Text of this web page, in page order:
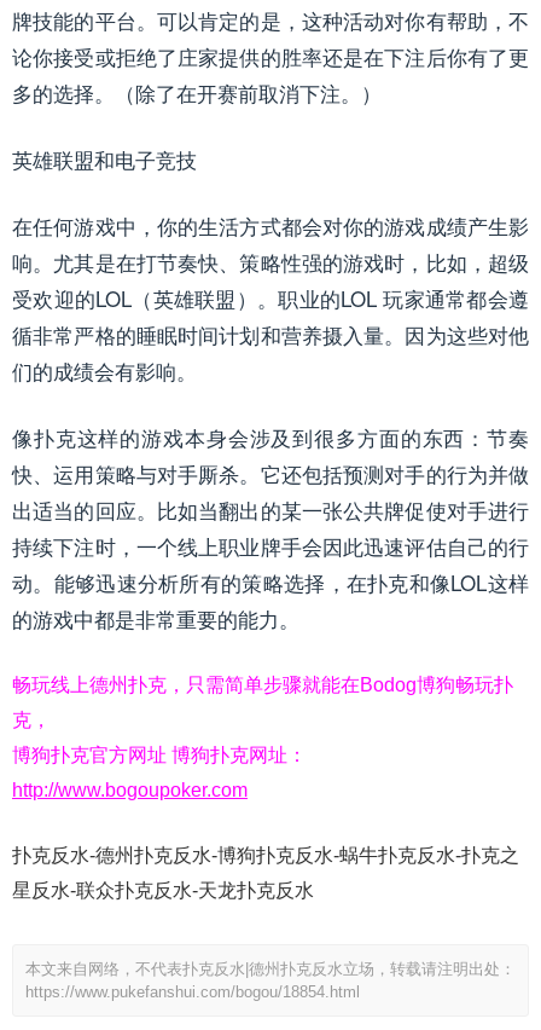
牌技能的平台。可以肯定的是，这种活动对你有帮助，不
论你接受或拒绝了庄家提供的胜率还是在下注后你有了更
多的选择。（除了在开赛前取消下注。）
英雄联盟和电子竞技
在任何游戏中，你的生活方式都会对你的游戏成绩产生影
响。尤其是在打节奏快、策略性强的游戏时，比如，超级
受欢迎的LOL（英雄联盟）。职业的LOL 玩家通常都会遵
循非常严格的睡眠时间计划和营养摄入量。因为这些对他
们的成绩会有影响。
像扑克这样的游戏本身会涉及到很多方面的东西：节奏
快、运用策略与对手厮杀。它还包括预测对手的行为并做
出适当的回应。比如当翻出的某一张公共牌促使对手进行
持续下注时，一个线上职业牌手会因此迅速评估自己的行
动。能够迅速分析所有的策略选择，在扑克和像LOL这样
的游戏中都是非常重要的能力。
畅玩线上德州扑克，只需简单步骤就能在Bodog博狗畅玩扑
克，
博狗扑克官方网址 博狗扑克网址：
http://www.bogoupoker.com
扑克反水-德州扑克反水-博狗扑克反水-蜗牛扑克反水-扑克之
星反水-联众扑克反水-天龙扑克反水
本文来自网络，不代表扑克反水|德州扑克反水立场，转载请注明出处：
https://www.pukefanshui.com/bogou/18854.html